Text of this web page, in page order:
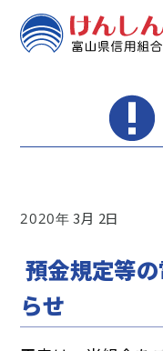
2020 3 2
預金規定等
らせ